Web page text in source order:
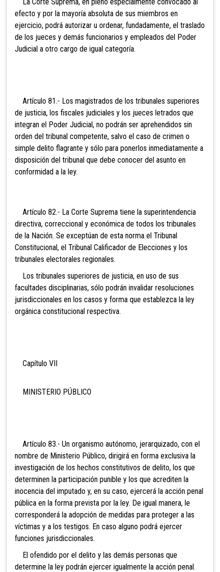
efecto y por la mayoría absoluta de sus miembros en
ejercicio, podrá autorizar u ordenar, fundadamente, el traslado
de los jueces y demás funcionarios y empleados del Poder
Judicial a otro cargo de igual categoría.
Artículo 81.- Los magistrados de los tribunales superiores
de justicia, los fiscales judiciales y los jueces letrados que
integran el Poder Judicial, no podrán ser aprehendidos sin
orden del tribunal competente, salvo el caso de crimen o
simple delito flagrante y sólo para ponerlos inmediatamente a
disposición del tribunal que debe conocer del asunto en
conformidad a la ley.
Artículo 82.- La Corte Suprema tiene la superintendencia
directiva, correccional y económica de todos los tribunales
de la Nación. Se exceptúan de esta norma el Tribunal
Constitucional, el Tribunal Calificador de Elecciones y los
tribunales electorales regionales.
Los tribunales superiores de justicia, en uso de sus
facultades disciplinarias, sólo podrán invalidar resoluciones
jurisdiccionales en los casos y forma que establezca la ley
orgánica constitucional respectiva.
Capítulo VII
MINISTERIO PÚBLICO
Artículo 83.- Un organismo autónomo, jerarquizado, con el
nombre de Ministerio Público, dirigirá en forma exclusiva la
investigación de los hechos constitutivos de delito, los que
determinen la participación punible y los que acrediten la
inocencia del imputado y, en su caso, ejercerá la acción penal
pública en la forma prevista por la ley. De igual manera, le
corresponderá la adopción de medidas para proteger a las
víctimas y a los testigos. En caso alguno podrá ejercer
funciones jurisdiccionales.
El ofendido por el delito y las demás personas que
determine la ley podrán ejercer igualmente la acción penal.